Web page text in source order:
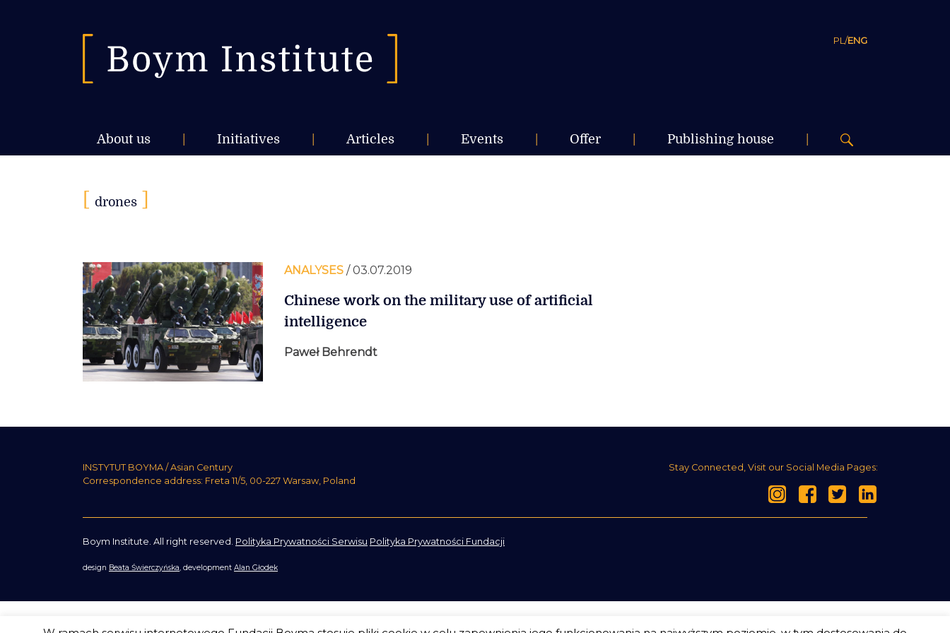
PL /ENG
About us Initiatives Articles Events Offer Publishing house
drones
ANALYSES / 03.07.2019
Chinese work on the military use of artificial
intelligence
Paweł Behrendt
INSTYTUT BOYMA / Asian Century
Correspondence address: Freta 11/5, 00-227 Warsaw, Poland
Stay Connected, Visit our Social Media Pages:
Boym Institute. All right reserved. Polityka Prywatności Serwisu Polityka Prywatności Fundacji
design Beata Świerczyńska, development Alan Głodek